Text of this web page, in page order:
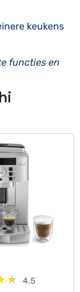
keukens
functies en
4.5